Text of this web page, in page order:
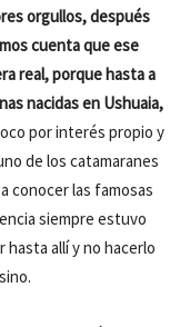
orgullos, después
cuenta que ese
real, porque hasta a
nacidas en Ushuaia,
por interés propio y
de los catamaranes
conocer las famosas
siempre estuvo
allí y no hacerlo